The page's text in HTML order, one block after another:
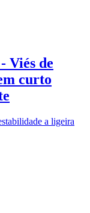
Viés de
curto
a ligeira